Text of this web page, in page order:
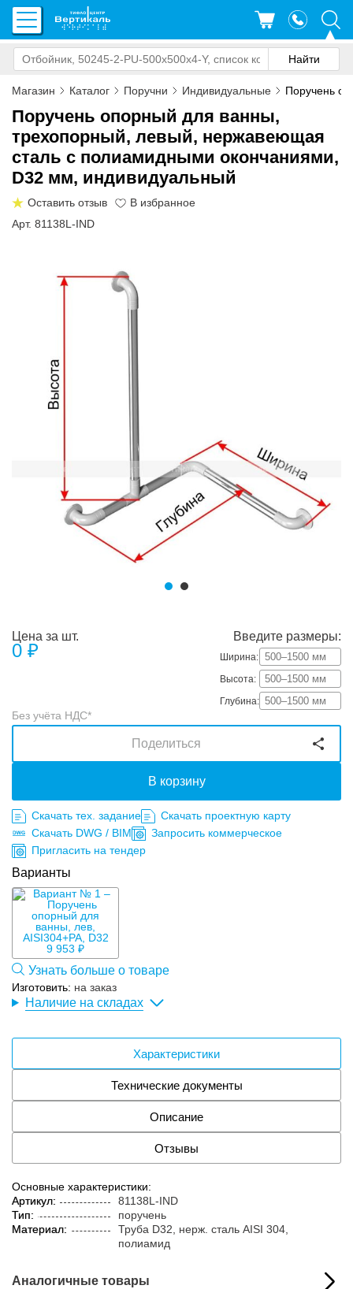
Магазин Каталог Поручни Индивидуальные Поручень
Поручень опорный для ванны,
трехопорный, левый, нержавеющая
сталь с полиамидными окончаниями,
D32 мм, индивидуальный
Оставить отзыв
Арт. 81138L-IND
Введите размеры:
Ширина:
Высота:
Глубина:
Цена за шт.
0 ₽
Без учёта НДС*
Изготовить: на заказ
В корзину
Поделиться
Скачать тех. задание
Скачать проектную карту
Скачать DWG / BIM
Запросить коммерческое
Пригласить на тендер
Варианты
9 953 ₽
Узнать больше о товаре
Наличие на складах
Характеристики
Технические документы
Описание
Отзывы
Основные характеристики:
Артикул:
81138L-IND
Тип:
поручень
Материал:
Труба D32, нерж. cталь AISI 304,
полиамид
Аналогичные товары